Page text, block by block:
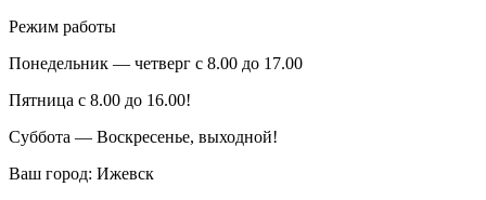
Режим работы
Понедельник — четверг с 8.00 до 17.00
Пятница с 8.00 до 16.00!
Суббота — Воскресенье, выходной!
Ваш город: Ижевск